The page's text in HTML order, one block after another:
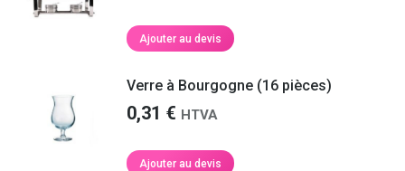
Ajouter au devis
Verre à Bourgogne (16 pièces)
0,31 € HTVA
Ajouter au devis